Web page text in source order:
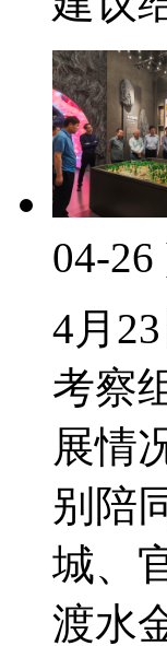
04-26
4月
考察
展情
别陪
城、
渡水